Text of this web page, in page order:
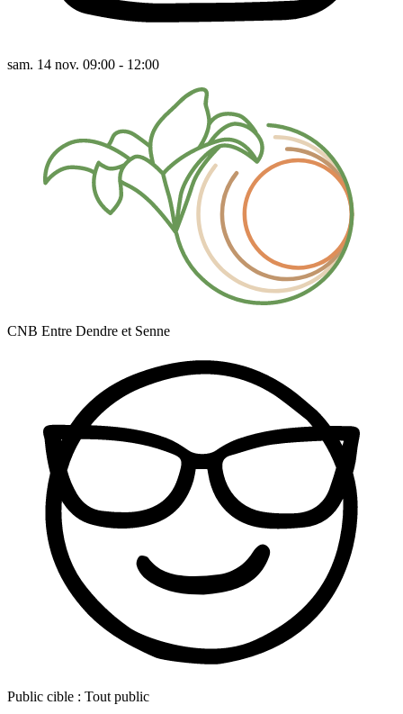
sam. 14 nov. 09:00 - 12:00
CNB Entre Dendre et Senne
Public cible : Tout public